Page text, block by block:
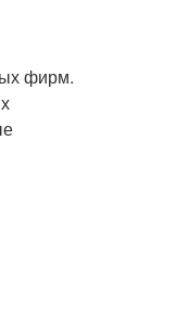
фирм.